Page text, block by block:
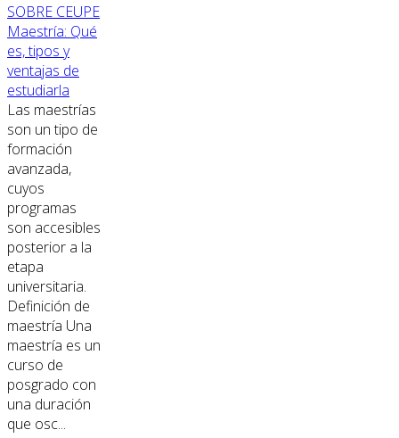
SOBRE CEUPE
Maestría: Qué
es, tipos y
ventajas de
estudiarla
Las maestrías
son un tipo de
formación
avanzada,
cuyos
programas
son accesibles
posterior a la
etapa
universitaria.
Definición de
maestría Una
maestría es un
curso de
posgrado con
una duración
que osc...